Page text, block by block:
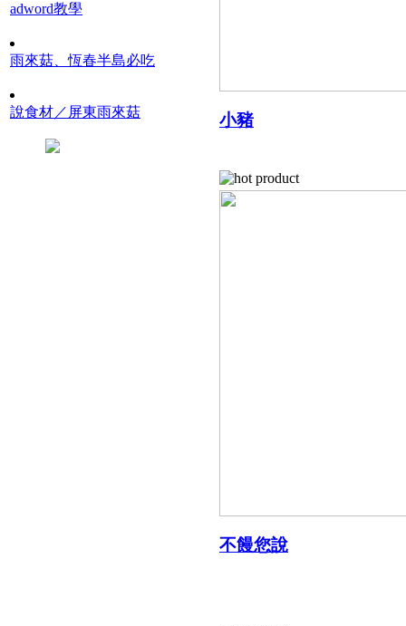
adword教學
雨來菇、恆春半島必吃
說食材／屏東雨來菇 小豬
不饅您說